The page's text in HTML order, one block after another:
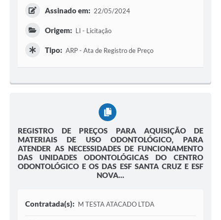
Assinado em: 22/05/2024
Origem: LI - Licitação
Tipo: ARP - Ata de Registro de Preço
REGISTRO DE PREÇOS PARA AQUISIÇÃO DE
MATERIAIS DE USO ODONTOLÓGICO, PARA
ATENDER AS NECESSIDADES DE FUNCIONAMENTO
DAS UNIDADES ODONTOLÓGICAS DO CENTRO
ODONTOLÓGICO E OS DAS ESF SANTA CRUZ E ESF
NOVA...
Contratada(s): M TESTA ATACADO LTDA